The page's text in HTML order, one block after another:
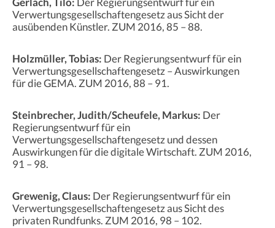
Verwertungsgesellschaftengesetz aus Sicht der
ausübenden Künstler. ZUM 2016, 85 – 88.
Holzmüller, Tobias: Der Regierungsentwurf für ein
Verwertungsgesellschaftengesetz – Auswirkungen
für die GEMA. ZUM 2016, 88 – 91.
Steinbrecher, Judith/Scheufele, Markus: Der
Regierungsentwurf für ein
Verwertungsgesellschaftengesetz und dessen
Auswirkungen für die digitale Wirtschaft. ZUM 2016,
91 – 98.
Grewenig, Claus: Der Regierungsentwurf für ein
Verwertungsgesellschaftengesetz aus Sicht des
privaten Rundfunks. ZUM 2016, 98 – 102.